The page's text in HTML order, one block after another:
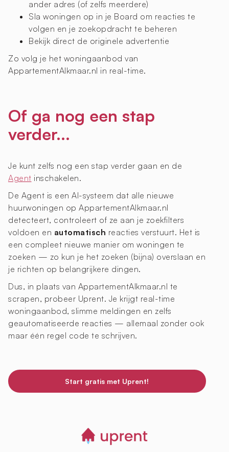
ander adres (of zelfs meerdere)
Sla woningen op in je Board om reacties te
volgen en je zoekopdracht te beheren
Bekijk direct de originele advertentie
Zo volg je het woningaanbod van
AppartementAlkmaar.nl in real-time.
Of ga nog een stap
verder...
Je kunt zelfs nog een stap verder gaan en de
Agent inschakelen.
De Agent is een AI-systeem dat alle nieuwe
huurwoningen op AppartementAlkmaar.nl
detecteert, controleert of ze aan je zoekfilters
voldoen en automatisch reacties verstuurt. Het is
een compleet nieuwe manier om woningen te
zoeken — zo kun je het zoeken (bijna) overslaan en
je richten op belangrijkere dingen.
Dus, in plaats van AppartementAlkmaar.nl te
scrapen, probeer Uprent. Je krijgt real-time
woningaanbod, slimme meldingen en zelfs
geautomatiseerde reacties — allemaal zonder ook
maar één regel code te schrijven.
Start gratis met Uprent!